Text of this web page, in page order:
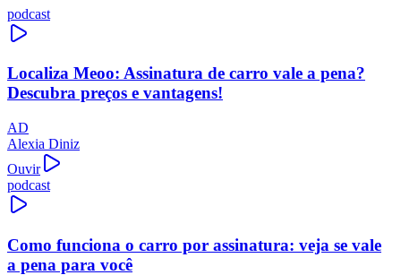
podcast
Localiza Meoo: Assinatura de carro vale a pena?
Descubra preços e vantagens!
AD
Alexia Diniz
Ouvir
podcast
Como funciona o carro por assinatura: veja se vale
a pena para você